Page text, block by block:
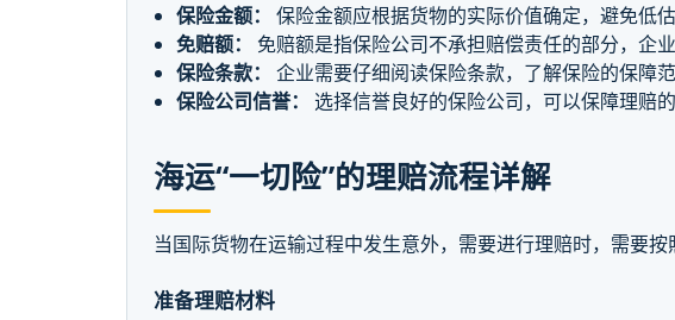
保险金额：
保险金额应根据货物的实际价值确定，避免低估
免赔额：
免赔额是指保险公司不承担赔偿责任的部分，企
保险条款：
企业需要仔细阅读保险条款，了解保险的保障
保险公司信誉：
选择信誉良好的保险公司，可以保障理赔的
海运“一切险”的理赔流程详解
当国际货物在运输过程中发生意外，需要进行理赔时，需要按
准备理赔材料